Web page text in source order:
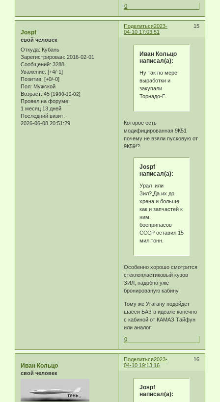
0
Поделиться 15
2023-
04-10 17:03:51
Jospf
свой человек
Откуда: Кубань
Зарегистрирован: 2016-02-01
Сообщений: 3288
Уважение: [+4/-1]
Позитив: [+0/-0]
Пол: Мужской
Возраст: 45 [1980-12-02]
Провел на форуме:
1 месяц 13 дней
Последний визит:
2026-06-08 20:51:29
Иван Кольцо
написал(а):
Ну так по мере
выработки и
закупали
Торнадо-Г.
Которое есть
модифицированная 9К51
почему не взяли пусковую от
9К59!?
Jospf
написал(а):
Урал или
Зил?,Да их до
хрена и больше,
как и запчастей к
ним,
боеприпасов
СССР оставил 15
мил.тонн.
Особенно хорошо смотрится
стеклопластиковый кузов
ЗИЛ, надобно уже
бронированую кабину.
Тому же Угагану подойдет
шасси БАЗ в идеале конечно
с кабиной от КАМАЗ Тайфун
или аналог.
0
Поделиться 16
2023-
04-10 19:13:16
Иван Кольцо
свой человек
Jospf
написал(а):